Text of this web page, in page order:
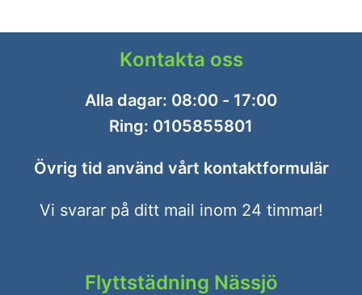
Kontakta oss
Alla dagar: 08:00 - 17:00
Ring: 0105855801
Övrig tid använd vårt kontaktformulär
Vi svarar på ditt mail inom 24 timmar!
Flyttstädning Nässjö